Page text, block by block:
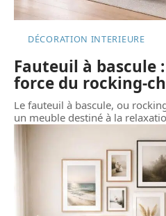
DÉCORATION INTERIEURE
Fauteuil à bascule
force du rocking-
Le fauteuil à bascule, ou
un meuble destiné à la